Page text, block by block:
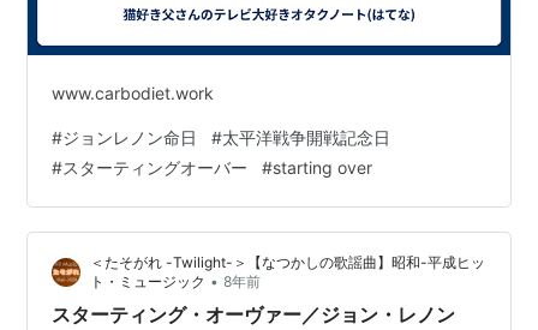
www.carbodiet.work
#ジョンレノン命日 #太平洋戦争開戦記念日
#スターティングオーバー #starting over
＜たそがれ -Twilight-＞【なつかしの歌謡曲】昭和-平成ヒッ
ト・ミュージック • 8年前
スターティング・オーヴァー／ジョン・レノン